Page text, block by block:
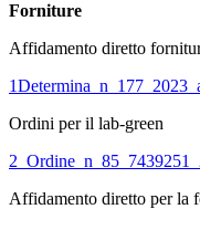
Forniture
Affidamento diretto
Ordini per il lab-green
Affidamento diretto per la